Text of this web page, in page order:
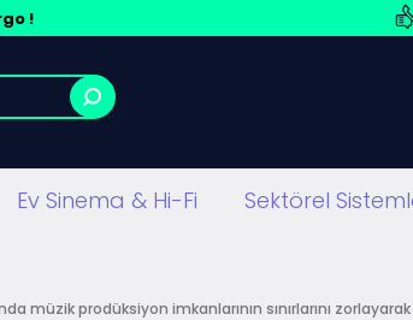
!
Ev Sinema & Hi-Fi Sektörel
müzik prodüksiyon imkanlarının sınırlarını zorlayarak